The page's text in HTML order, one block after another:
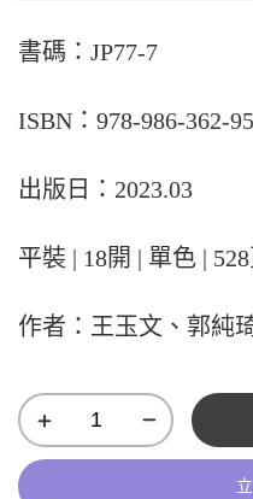
書碼：JP77-7
ISBN：978-986-362-
出版日：2023.03
平裝 | 18開 | 單色 | 528
作者：王玉文、郭純